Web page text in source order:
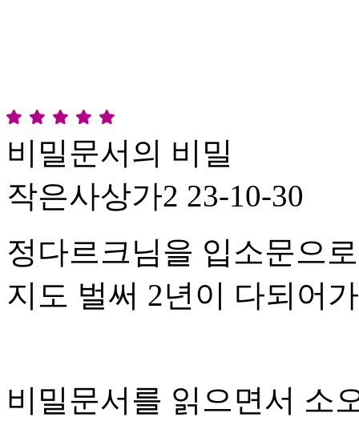
비밀문서의 비밀
작은사상가2 23-10-30
정다르크님을 입소문으
지도 벌써 2년이 다되어
비밀문서를 읽으면서 소